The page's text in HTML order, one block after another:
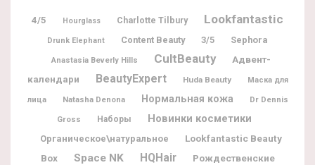
4/5 Hourglass Charlotte Tilbury Lookfantastic
Drunk Elephant Content Beauty 3/5 Sephora
Anastasia Beverly Hills CultBeauty
Адвент-
календари
BeautyExpert Huda Beauty Маска для
лица Natasha Denona Нормальная кожа
Dr Dennis
Gross
Наборы Новинки косметики
Органическое\натуральное
Lookfantastic Beauty
Box
Space NK HQHair
Рождественские